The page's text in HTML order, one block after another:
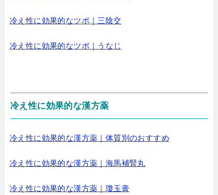
冷え性に効果的なツボ｜三陰交
冷え性に効果的なツボ｜うなじ
冷え性に効果的な漢方薬
冷え性に効果的な漢方薬｜体質別のおすすめ
冷え性に効果的な漢方薬｜海馬補腎丸
冷え性に効果的な漢方薬｜瓊玉膏